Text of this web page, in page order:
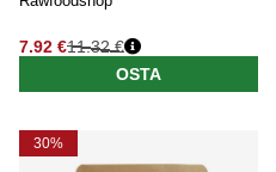
7.92 €
Normaali hinta
11.32 €
OSTA
30%